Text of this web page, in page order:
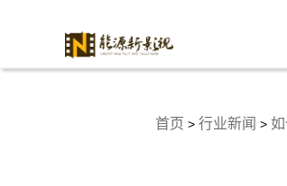
首页 > 行业新闻 >